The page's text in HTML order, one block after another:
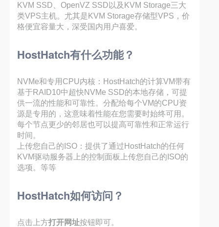
KVM SSD、OpenVZ SSD以及KVM Storage三大
类VPS主机。尤其是KVM Storage存储型VPS，价
格便宜容量大，深受国内用户喜爱。
HostHatch有什么功能？
NVMe和专用CPU内核：HostHatch的计算VM带有
基于RAID10中超快NVMe SSD的本地存储，可提
供一流的性能和可靠性。分配给每个VM的CPU资
源是专用的，这意味着性能在您需要时始终可用。
每个节点更少的邻居也可以提高可靠性和正常运行
时间。
上传您自己的ISO：提供了通过HostHatch的任何
KVM驱动服务器上的控制面板上传您自己的ISO的
选项。等等
HostHatch如何访问？
点击上方打开网址按钮即可。